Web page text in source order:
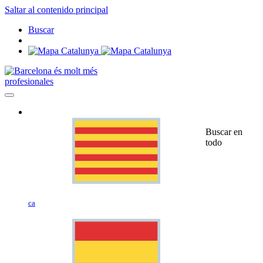
Saltar al contenido principal
Buscar
profesionales
ca
Buscar en
todo